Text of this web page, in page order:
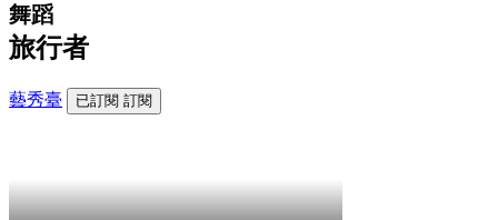
舞蹈
旅行者
藝秀臺 已訂閱 訂閱